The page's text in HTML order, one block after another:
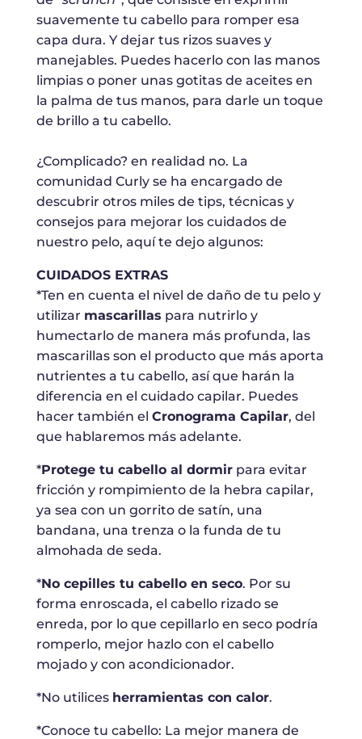
suavemente tu cabello para romper esa
capa dura. Y dejar tus rizos suaves y
manejables. Puedes hacerlo con las manos
limpias o poner unas gotitas de aceites en
la palma de tus manos, para darle un toque
de brillo a tu cabello.
¿Complicado? en realidad no. La
comunidad Curly se ha encargado de
descubrir otros miles de tips, técnicas y
consejos para mejorar los cuidados de
nuestro pelo, aquí te dejo algunos:
CUIDADOS EXTRAS
*Ten en cuenta el nivel de daño de tu pelo y
utilizar mascarillas para nutrirlo y
humectarlo de manera más profunda, las
mascarillas son el producto que más aporta
nutrientes a tu cabello, así que harán la
diferencia en el cuidado capilar. Puedes
hacer también el Cronograma Capilar, del
que hablaremos más adelante.
*Protege tu cabello al dormirpara evitar
fricción y rompimiento de la hebra capilar,
ya sea con un gorrito de satín, una
bandana, una trenza o la funda de tu
almohada de seda.
*No cepilles tu cabello en seco. Por su
forma enroscada, el cabello rizado se
enreda, por lo que cepillarlo en seco podría
romperlo, mejor hazlo con el cabello
mojado y con acondicionador.
*No utilices herramientas con calor.
*Conoce tu cabello: La mejor manera de